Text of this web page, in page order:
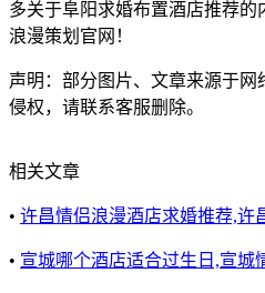
多关于阜阳求婚布置酒店推荐的
浪漫策划官网！
声明：部分图片、文章来源于
侵权，请联系客服删除。
相关文章
• 许昌情侣浪漫酒店求婚推荐,许
• 宣城哪个酒店适合过生日,宣城